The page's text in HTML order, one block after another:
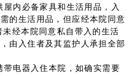
内必备家具和生活用品，入
的生活用品，但应经本院同意
未经本院同意私自带入的生活
由入住者及其监护人承担全部
电器入住本院，如确实需要